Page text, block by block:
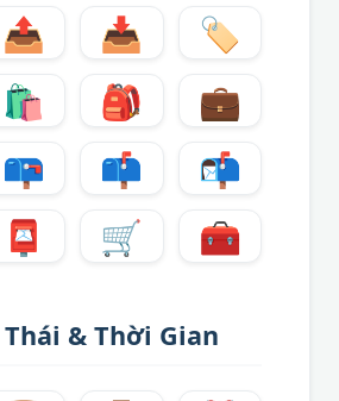
📤 📥
🏷️
🛍️ 🎒
💼
📪 📫
📬
📮 🛒 🧰
& Thời Gian